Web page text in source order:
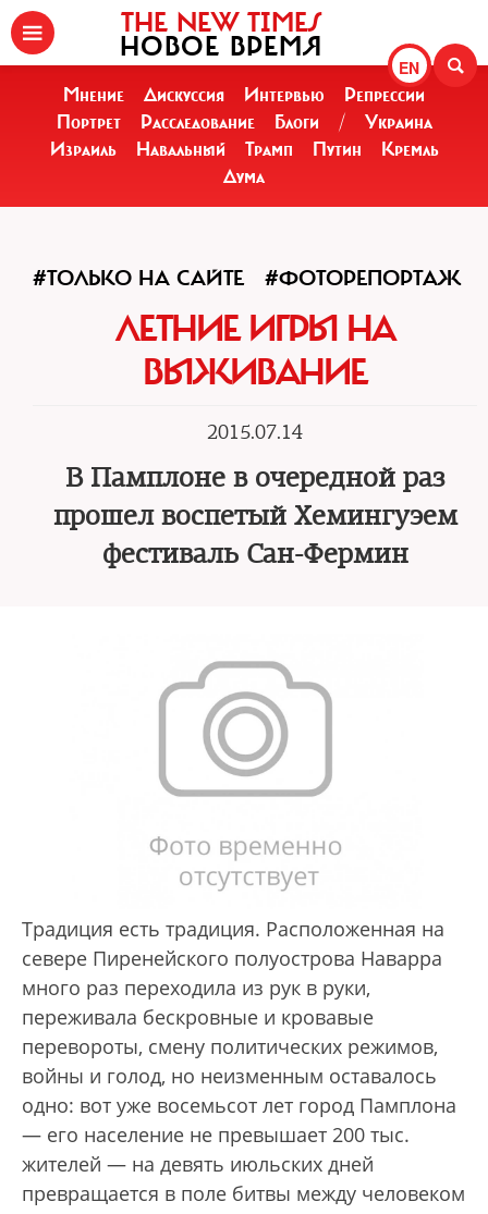
EN
THE NEW TIMES
НОВОЕ ВРЕМЯ
Мнение Дискуссия Интервью
Репрессии
Портрет
Расследование Блоги /
Украина
Израиль
Навальный Трамп Путин
Кремль
Дума
#ТОЛЬКО НА САЙТЕ #ФОТОРЕПОРТАЖ
ЛЕТНИЕ ИГРЫ НА
ВЫЖИВАНИЕ
2015.07.14
В Памплоне в очередной раз
прошел воспетый Хемингуэем
фестиваль Сан-Фермин
Традиция есть традиция. Расположенная на
севере Пиренейского полуострова Наварра
много раз переходила из рук в руки,
переживала бескровные и кровавые
перевороты, смену политических режимов,
войны и голод, но неизменным оставалось
одно: вот уже восемьсот лет город Памплона
— его население не превышает 200 тыс.
жителей — на девять июльских дней
превращается в поле битвы между человеком